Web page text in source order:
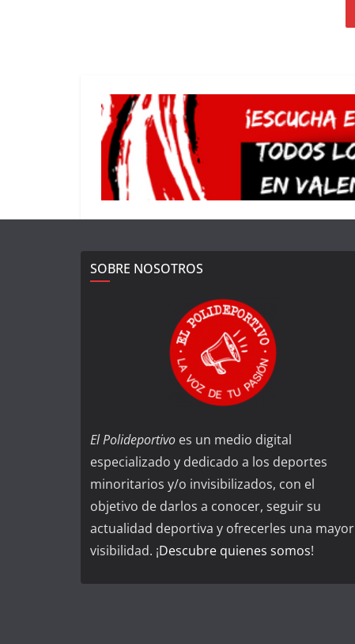
SOBRE NOSOTROS
El Polideportivo es un medio digital
especializado y dedicado a los deportes
minoritarios y/o invisibilizados, con el
objetivo de darlos a conocer, seguir su
actualidad deportiva y ofrecerles una mayor
visibilidad. ¡Descubre quienes somos!